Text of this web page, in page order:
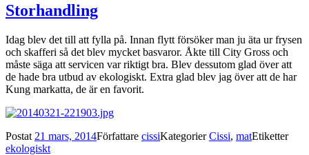
Storhandling
Idag blev det till att fylla på. Innan flytt försöker man ju äta ur frysen
och skafferi så det blev mycket basvaror. Åkte till City Gross och
måste säga att servicen var riktigt bra. Blev dessutom glad över att
de hade bra utbud av ekologiskt. Extra glad blev jag över att de har
Kung markatta, de är en favorit.
Postat 21 mars, 2014Författare cissiKategorierCissi, matEtiketter
ekologiskt